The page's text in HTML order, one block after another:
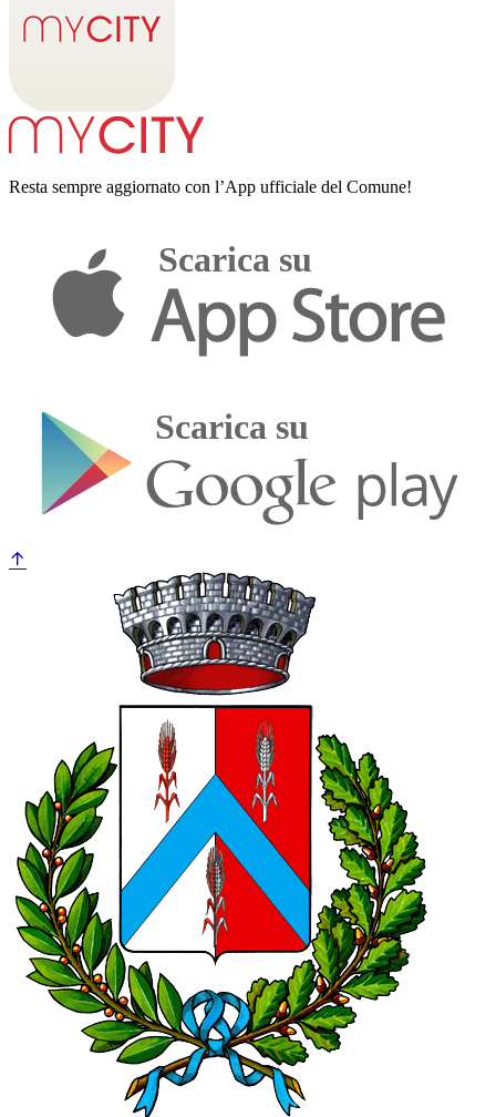
Resta sempre aggiornato con l’App ufficiale del Comune!